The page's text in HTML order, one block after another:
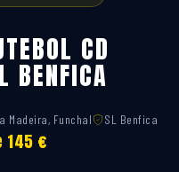
CD
BENFICA
Madeira, Funchal SL Benfica
€